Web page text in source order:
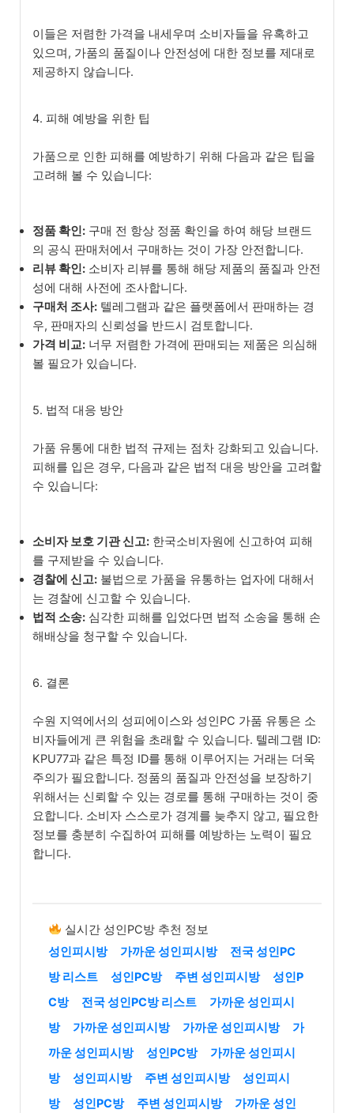
이들은 저렴한 가격을 내세우며 소비자들을 유혹하고
있으며, 가품의 품질이나 안전성에 대한 정보를 제대로
제공하지 않습니다.
4. 피해 예방을 위한 팁
가품으로 인한 피해를 예방하기 위해 다음과 같은 팁을
고려해 볼 수 있습니다:
정품 확인: 구매 전 항상 정품 확인을 하여 해당 브랜드
의 공식 판매처에서 구매하는 것이 가장 안전합니다.
리뷰 확인: 소비자 리뷰를 통해 해당 제품의 품질과 안전
성에 대해 사전에 조사합니다.
구매처 조사: 텔레그램과 같은 플랫폼에서 판매하는 경
우, 판매자의 신뢰성을 반드시 검토합니다.
가격 비교: 너무 저렴한 가격에 판매되는 제품은 의심해
볼 필요가 있습니다.
5. 법적 대응 방안
가품 유통에 대한 법적 규제는 점차 강화되고 있습니다.
피해를 입은 경우, 다음과 같은 법적 대응 방안을 고려할
수 있습니다:
소비자 보호 기관 신고: 한국소비자원에 신고하여 피해
를 구제받을 수 있습니다.
경찰에 신고: 불법으로 가품을 유통하는 업자에 대해서
는 경찰에 신고할 수 있습니다.
법적 소송: 심각한 피해를 입었다면 법적 소송을 통해 손
해배상을 청구할 수 있습니다.
6. 결론
수원 지역에서의 성피에이스와 성인PC 가품 유통은 소
비자들에게 큰 위험을 초래할 수 있습니다. 텔레그램 ID:
KPU77과 같은 특정 ID를 통해 이루어지는 거래는 더욱
주의가 필요합니다. 정품의 품질과 안전성을 보장하기
위해서는 신뢰할 수 있는 경로를 통해 구매하는 것이 중
요합니다. 소비자 스스로가 경계를 늦추지 않고, 필요한
정보를 충분히 수집하여 피해를 예방하는 노력이 필요
합니다.
실시간 성인PC방 추천 정보
성인피시방
가까운 성인피시방
전국 성인PC
방 리스트
성인PC방 주변 성인피시방
성인P
C방
전국 성인PC방 리스트
가까운 성인피시
방
가까운 성인피시방 가까운 성인피시방
가
까운 성인피시방
성인PC방
가까운 성인피시
방
성인피시방 주변 성인피시방
성인피시
방
성인PC방 주변 성인피시방
가까운 성인